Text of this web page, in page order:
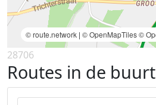
© route.network | © OpenMapTiles©
28706
Routes in de buurt